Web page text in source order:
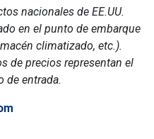
nacionales de EE.UU.
en el punto de embarque
climatizado, etc.).
de precios representan el
de entrada.